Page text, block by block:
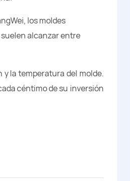
los moldes
alcanzar entre
la temperatura del molde.
céntimo de su inversión